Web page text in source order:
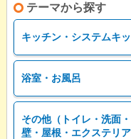
テーマから探す
キッチン・システムキ
浴室・お風呂
その他（トイレ・洗面
壁・屋根・エクステリア